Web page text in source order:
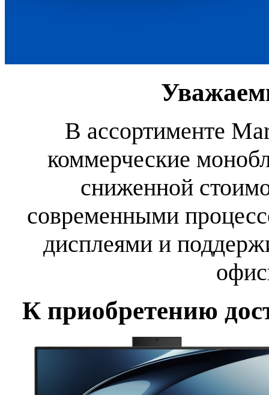
В ассортименте
коммерческие
сниженной
современными
дисплеями и
К приобретению